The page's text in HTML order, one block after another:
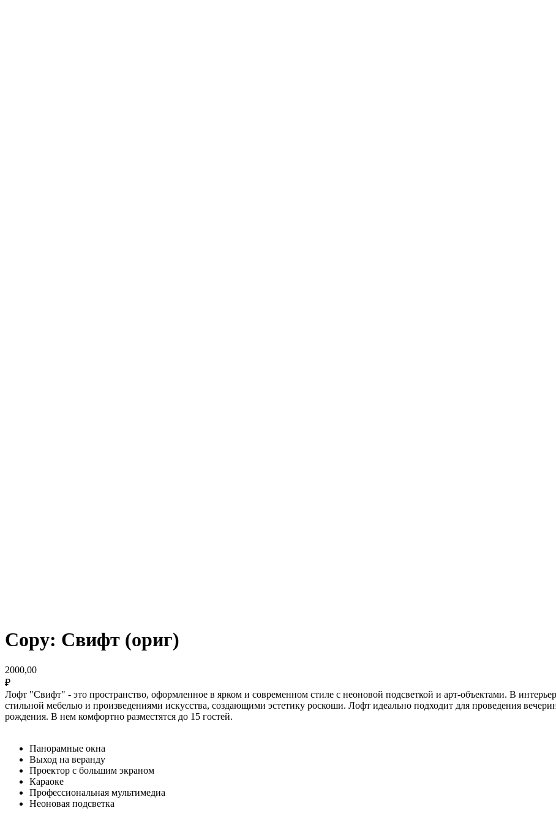
Copy: Свифт (ориг)
2000,00
₽
Лофт "Свифт" - это пространство, оформленное в ярком и современном стиле с неоновой подсветкой и арт-объектами. В
стильной мебелью и произведениями искусства, создающими эстетику роскоши. Лофт идеально подходит для проведения
рождения. В нем комфортно разместятся до 15 гостей.
Панорамные окна
Выход на веранду
Проектор с большим экраном
Караоке
Профессиональная мультимедиа
Неоновая подсветка